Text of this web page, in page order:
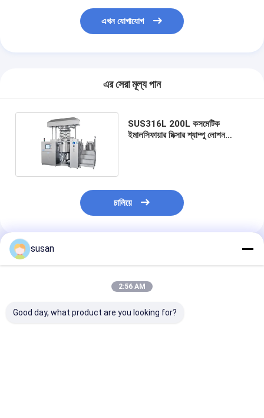
এখন যোগাযোগ
এর সেরা মূল্য পান
SUS316L 200L কসমেটিক
ইমালসিফায়ার মিক্সার শ্যাম্পু লোশন
চালিয়ে
প্রস্তাবিত পণ্য
susan
2:56 AM
Good day, what product are you looking for?